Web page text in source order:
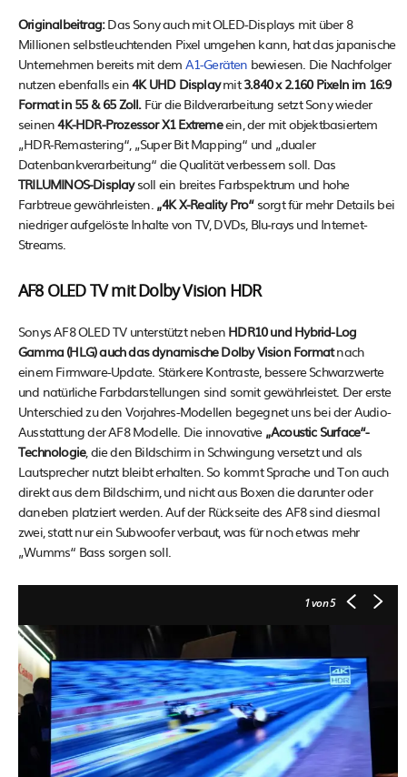
Originalbeitrag:Das Sony auch mit OLED-Displays mit über 8
Millionen selbstleuchtenden Pixel umgehen kann, hat das japanische
Unternehmen bereits mit dem A1-Geräten bewiesen. Die Nachfolger
nutzen ebenfalls ein4K UHD Displaymit3.840 x 2.160 Pixeln im 16:9
Format in 55 & 65 Zoll.Für die Bildverarbeitung setzt Sony wieder
seinen4K-HDR-Prozessor X1Extremeein, der mit objektbasiertem
„HDR-Remastering“, „Super Bit Mapping“ und „dualer
Datenbankverarbeitung“ die Qualität verbessern soll. Das
TRILUMINOS-Displaysoll ein breites Farbspektrum und hohe
Farbtreue gewährleisten. „4K X-Reality Pro“sorgt für mehr Details bei
niedriger aufgelöste Inhalte von TV, DVDs, Blu-rays und Internet-
Streams.
AF8 OLED TV mit Dolby Vision HDR
Sonys AF8 OLED TV unterstützt neben HDR10 und Hybrid-Log
Gamma (HLG) auch das dynamische Dolby Vision Formatnach
einem Firmware-Update. Stärkere Kontraste, bessere Schwarzwerte
und natürliche Farbdarstellungen sind somit gewährleistet. Der erste
Unterschied zu den Vorjahres-Modellen begegnet uns bei der Audio-
Ausstattung der AF8 Modelle. Die innovative „Acoustic Surface“-
Technologie, die den Bildschirm in Schwingung versetzt und als
Lautsprecher nutzt bleibt erhalten. So kommt Sprache und Ton auch
direkt aus dem Bildschirm, und nicht aus Boxen die darunter oder
daneben platziert werden. Auf der Rückseite des AF8 sind diesmal
zwei, statt nur ein Subwoofer verbaut, was für noch etwas mehr
„Wumms“ Bass sorgen soll.
1von 5